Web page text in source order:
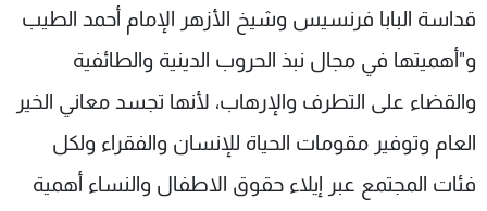
قداسة البابا فرنسيس وشيخ الأزهر الإمام أحمد الطيب
و"أهميتها في مجال نبذ الحروب الدينية والطائفية
والقضاء على التطرف والإرهاب، لأنها تجسد معاني الخير
العام وتوفير مقومات الحياة للإنسان والفقراء ولكل
فئات المجتمع عبر إيلاء حقوق الاطفال والنساء أهمية